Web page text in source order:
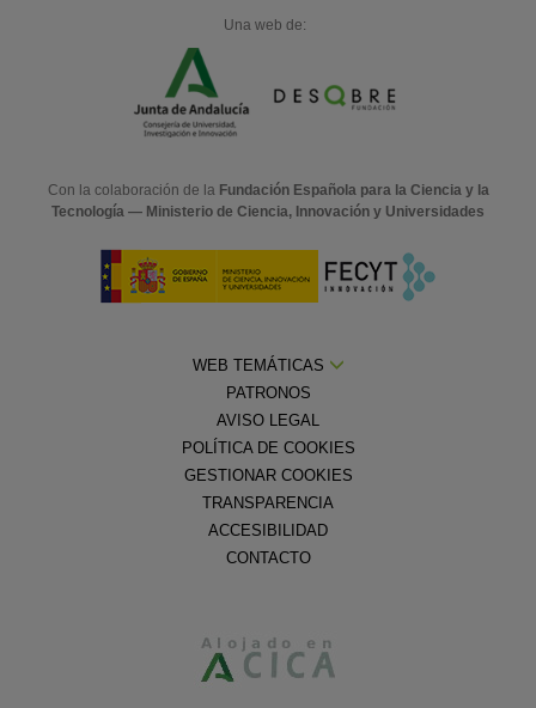
Una web de:
Con la colaboración de la Fundación Española para la Ciencia y la
Tecnología — Ministerio de Ciencia, Innovación y Universidades
WEB TEMÁTICAS
PATRONOS
AVISO LEGAL
POLÍTICA DE COOKIES
GESTIONAR COOKIES
TRANSPARENCIA
ACCESIBILIDAD
CONTACTO